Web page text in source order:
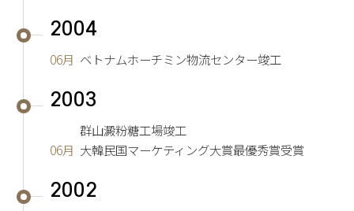
2004
06月 ベトナムホーチミン物流センター竣工
2003
群山澱粉糖工場竣工
06月 大韓民国マーケティング大賞最優秀賞受賞
2002